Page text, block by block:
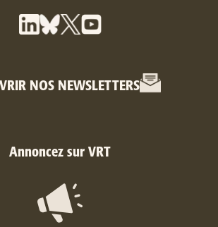
NOS NEWSLETTERS
Annoncez sur VRT